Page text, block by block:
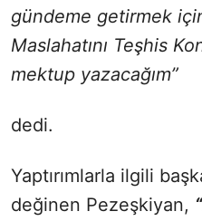
gündeme getirmek
Maslahatını Teşhis
mektup yazacağım”
dedi.
Yaptırımlarla ilgili
değinen Pezeşkiyan,